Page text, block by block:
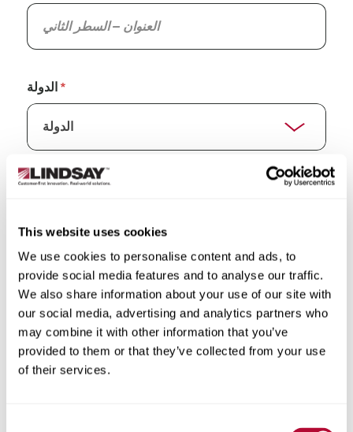
This website uses cookies
We use cookies to personalise content and ads, to
provide social media features and to analyse our traffic.
We also share information about your use of our site with
our social media, advertising and analytics partners who
may combine it with other information that you’ve
provided to them or that they’ve collected from your use
of their services.
الدولة
الولاية/المقاطعة
المدينة